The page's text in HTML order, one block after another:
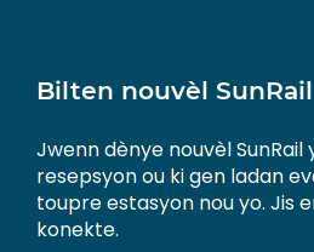
Bilten nouvèl SunRail
Jwenn dènye nouvèl
resepsyon ou ki gen ladan
toupre estasyon nou yo. Jis
konekte.